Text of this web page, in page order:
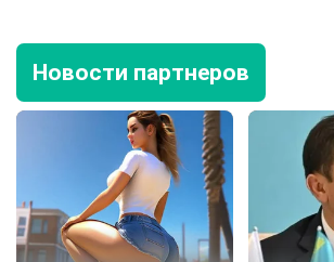
Новости партнеров